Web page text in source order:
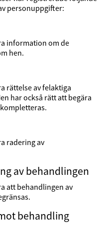
personuppgifter:
information om de
hen.
rättelse av felaktiga
har också rätt att begära
radering av
av behandlingen
att behandlingen av
behandling